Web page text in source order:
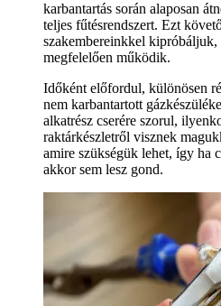
karbantartás során alaposan
teljes fűtésrendszert. Ezt
szakembereinkkel kipróbáljuk,
megfelelően működik.
Időként előfordul, különösen
nem karbantartott
alkatrész cserére szorul,
raktárkészletről visznek
amire szükségük lehet, így ha
akkor sem lesz gond.